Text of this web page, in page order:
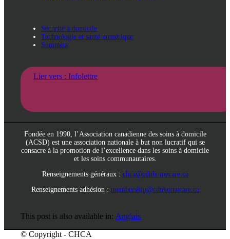
Sécurité à domicile
Technologie et santé numérique
Sommets
Lier vers : Infolettre
Fondée en 1990, l’Association canadienne des soins à domicile
(ACSD) est une association nationale à but non lucratif qui se
consacre à la promotion de l’excellence dans les soins à domicile
et les soins communautaires.
Renseignements généraux : chca@cdnhomecare.ca
Renseignements adhésion : membership@cdnhomecare.ca
This post is also available in: Anglais
© Copyright - CHCA